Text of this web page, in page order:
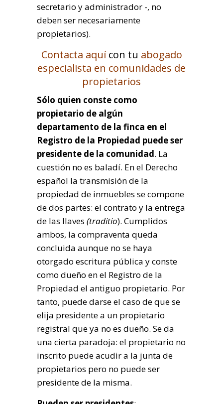
secretario y administrador -, no
deben ser necesariamente
propietarios).
Contacta aquícon tu abogado
especialista en comunidades de
propietarios
Sólo quien conste como
propietario de algún
departamento de la finca en el
Registro de la Propiedad puede ser
presidente de la comunidad. La
cuestión no es baladí. En el Derecho
español la transmisión de la
propiedad de inmuebles se compone
de dos partes: el contrato y la entrega
de las llaves (traditio). Cumplidos
ambos, la compraventa queda
concluida aunque no se haya
otorgado escritura pública y conste
como dueño en el Registro de la
Propiedad el antiguo propietario. Por
tanto, puede darse el caso de que se
elija presidente a un propietario
registral que ya no es dueño. Se da
una cierta paradoja: el propietario no
inscrito puede acudir a la junta de
propietarios pero no puede ser
presidente de la misma.